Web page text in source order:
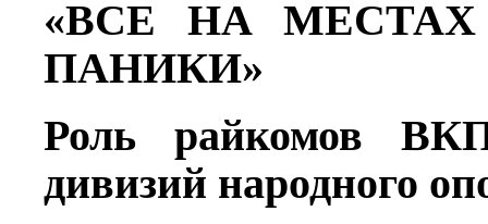
«ВСЕ НА
ПАНИКИ»
Роль райкомов
дивизий народного